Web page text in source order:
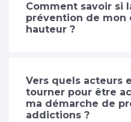
Comment savoir si
prévention de mon
hauteur ?
Vers quels acteurs
tourner pour être
ma démarche de
addictions ?